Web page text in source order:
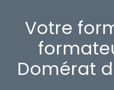
Votre
Domérat